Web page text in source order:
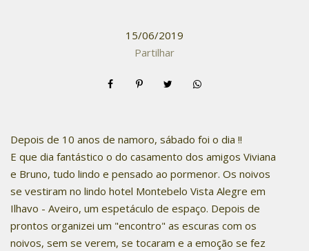
15/06/2019
Partilhar
Depois de 10 anos de namoro, sábado foi o dia !!
E que dia fantástico o do casamento dos amigos Viviana
e Bruno, tudo lindo e pensado ao pormenor. Os noivos
se vestiram no lindo hotel Montebelo Vista Alegre em
Ilhavo - Aveiro, um espetáculo de espaço. Depois de
prontos organizei um "encontro" as escuras com os
noivos, sem se verem, se tocaram e a emoção se fez